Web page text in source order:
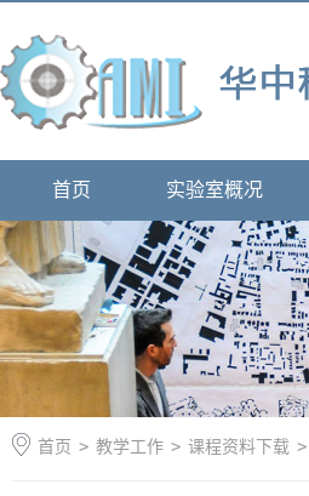
首页 实验室概况
首页 > 教学工作 > 课程资料下载 >